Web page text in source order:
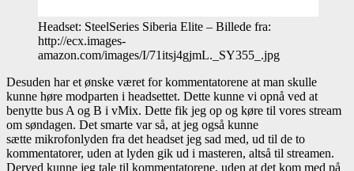
Headset: SteelSeries Siberia Elite – Billede fra:
http://ecx.images-
amazon.com/images/I/71itsj4gjmL._SY355_.jpg
Desuden har et ønske været for kommentatorene at man skulle
kunne høre modparten i headsettet. Dette kunne vi opnå ved at
benytte bus A og B i vMix. Dette fik jeg op og køre til vores stream
om søndagen. Det smarte var så, at jeg også kunne
sætte mikrofonlyden fra det headset jeg sad med, ud til de to
kommentatorer, uden at lyden gik ud i masteren, altså til streamen.
Derved kunne jeg tale til kommentatorene, uden at det kom med på